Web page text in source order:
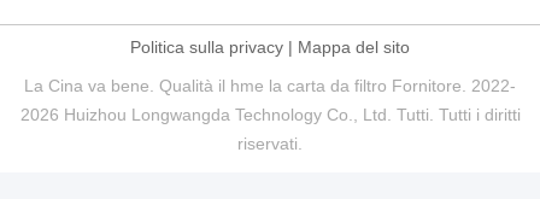
Politica sulla privacy | Mappa del sito
La Cina va bene. Qualità il hme la carta da filtro Fornitore. 2022-
2026 Huizhou Longwangda Technology Co., Ltd. Tutti. Tutti i diritti
riservati.